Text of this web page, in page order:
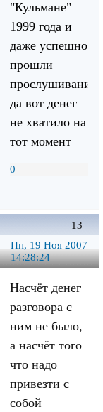
"Кульмане"
1999 года и
даже успешно
прошли
прослушивание,
да вот денег
не хватило на
тот момент
0
13
Пн, 19 Ноя 2007
14:28:24
Насчёт денег
разговора с
ним не было,
а насчёт того
что надо
привезти с
собой